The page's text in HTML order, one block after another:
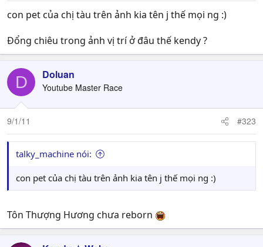
con pet của chị tàu trên ảnh kia tên j thế mọi ng :)
Đổng chiêu trong ảnh vị trí ở đâu thế kendy ?
D Doluan
Youtube Master Race
9/1/11 #323
talky_machine nói:
con pet của chị tàu trên ảnh kia tên j thế mọi ng :)
Tôn Thượng Hương chưa reborn